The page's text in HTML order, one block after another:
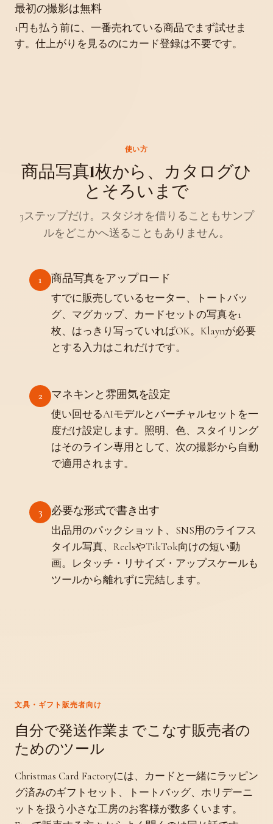
最初の撮影は無料
1円も払う前に、一番売れている商品でまず試せま
す。仕上がりを見るのにカード登録は不要です。
使い方
商品写真1枚から、カタログひ
とそろいまで
3ステップだけ。スタジオを借りることもサンプ
ルをどこかへ送ることもありません。
1 商品写真をアップロード
すでに販売しているセーター、トートバッ
グ、マグカップ、カードセットの写真を1
枚、はっきり写っていればOK。Klaynが必要
とする入力はこれだけです。
2 マネキンと雰囲気を設定
使い回せるAIモデルとバーチャルセットを一
度だけ設定します。照明、色、スタイリング
はそのライン専用として、次の撮影から自動
で適用されます。
3 必要な形式で書き出す
出品用のパックショット、SNS用のライフス
タイル写真、ReelsやTikTok向けの短い動
画。レタッチ・リサイズ・アップスケールも
ツールから離れずに完結します。
文具・ギフト販売者向け
自分で発送作業までこなす販売者の
ためのツール
Christmas Card Factoryには、カードと一緒にラッピン
グ済みのギフトセット、トートバッグ、ホリデーニ
ットを扱う小さな工房のお客様が数多くいます。